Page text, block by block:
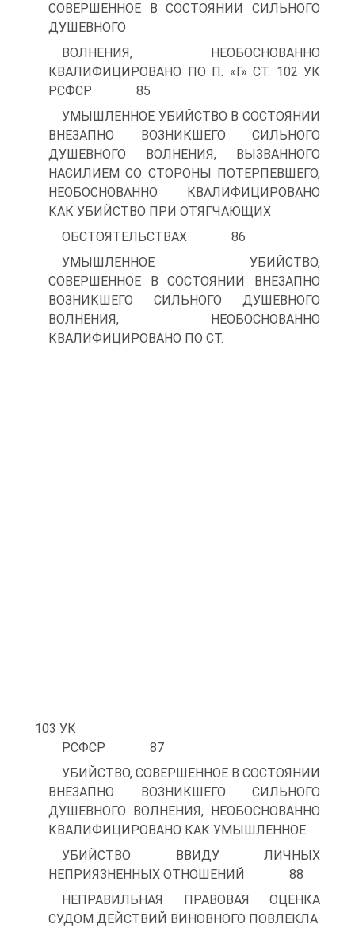
СОВЕРШЕННОЕ В СОСТОЯНИИ СИЛЬНОГО
ДУШЕВНОГО
ВОЛНЕНИЯ, НЕОБОСНОВАННО
КВАЛИФИЦИРОВАНО ПО П. «Г» СТ. 102 УК
РСФСР 85
УМЫШЛЕННОЕ УБИЙСТВО В СОСТОЯНИИ
ВНЕЗАПНО ВОЗНИКШЕГО СИЛЬНОГО
ДУШЕВНОГО ВОЛНЕНИЯ, ВЫЗВАННОГО
НАСИЛИЕМ СО СТОРОНЫ ПОТЕРПЕВШЕГО,
НЕОБОСНОВАННО КВАЛИФИЦИРОВАНО
КАК УБИЙСТВО ПРИ ОТЯГЧАЮЩИХ
ОБСТОЯТЕЛЬСТВАХ 86
УМЫШЛЕННОЕ УБИЙСТВО,
СОВЕРШЕННОЕ В СОСТОЯНИИ ВНЕЗАПНО
ВОЗНИКШЕГО СИЛЬНОГО ДУШЕВНОГО
ВОЛНЕНИЯ, НЕОБОСНОВАННО
КВАЛИФИЦИРОВАНО ПО СТ.
103 УК
РСФСР 87
УБИЙСТВО, СОВЕРШЕННОЕ В СОСТОЯНИИ
ВНЕЗАПНО ВОЗНИКШЕГО СИЛЬНОГО
ДУШЕВНОГО ВОЛНЕНИЯ, НЕОБОСНОВАННО
КВАЛИФИЦИРОВАНО КАК УМЫШЛЕННОЕ
УБИЙСТВО ВВИДУ ЛИЧНЫХ
НЕПРИЯЗНЕННЫХ ОТНОШЕНИЙ 88
НЕПРАВИЛЬНАЯ ПРАВОВАЯ ОЦЕНКА
СУДОМ ДЕЙСТВИЙ ВИНОВНОГО ПОВЛЕКЛА